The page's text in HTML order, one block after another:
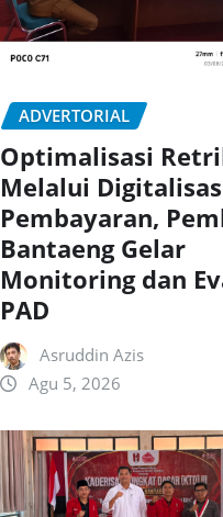
ADVERTORIAL
Optimalisasi
Melalui
Pembayaran,
Bantaeng Gelar
Monitoring dan
PAD
Asruddin Azis
Agu 5, 2026